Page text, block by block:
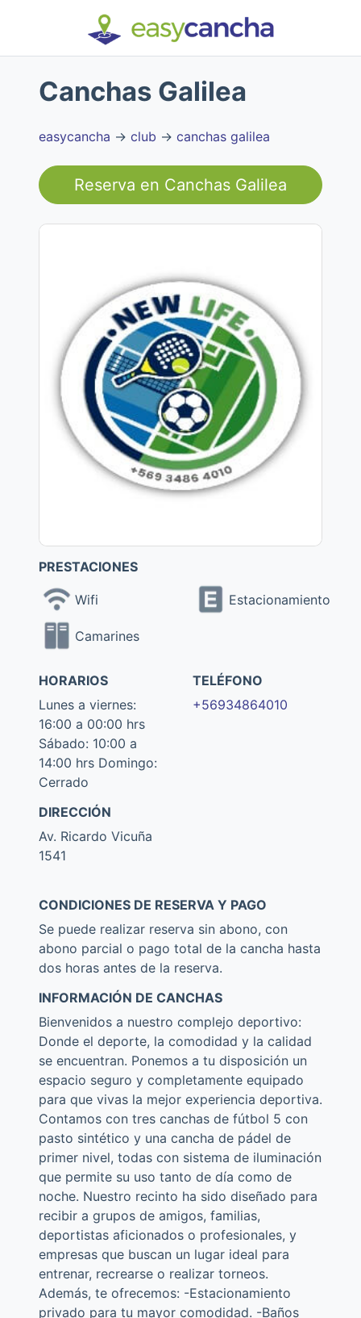
Canchas Galilea
easycancha → club → canchas galilea
Reserva en Canchas Galilea
PRESTACIONES
Wifi Estacionamiento
Camarines
HORARIOS
Lunes a viernes:
16:00 a 00:00 hrs
Sábado: 10:00 a
14:00 hrs Domingo:
Cerrado
TELÉFONO
+56934864010
DIRECCIÓN
Av. Ricardo Vicuña
1541
CONDICIONES DE RESERVA Y PAGO
Se puede realizar reserva sin abono, con
abono parcial o pago total de la cancha hasta
dos horas antes de la reserva.
INFORMACIÓN DE CANCHAS
Bienvenidos a nuestro complejo deportivo:
Donde el deporte, la comodidad y la calidad
se encuentran. Ponemos a tu disposición un
espacio seguro y completamente equipado
para que vivas la mejor experiencia deportiva.
Contamos con tres canchas de fútbol 5 con
pasto sintético y una cancha de pádel de
primer nivel, todas con sistema de iluminación
que permite su uso tanto de día como de
noche. Nuestro recinto ha sido diseñado para
recibir a grupos de amigos, familias,
deportistas aficionados o profesionales, y
empresas que buscan un lugar ideal para
entrenar, recrearse o realizar torneos.
Además, te ofrecemos: -Estacionamiento
privado para tu mayor comodidad. -Baños